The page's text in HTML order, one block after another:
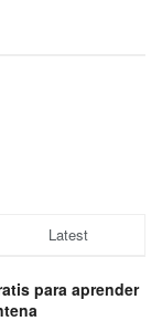
Latest
para aprender